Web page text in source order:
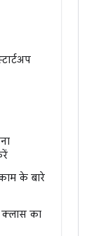
के बारे
क्लास का